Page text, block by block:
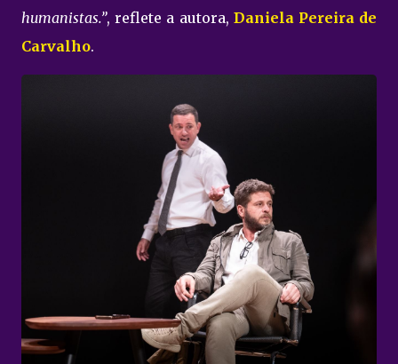
humanistas.”, reflete a autora, Daniela Pereira de
Carvalho.